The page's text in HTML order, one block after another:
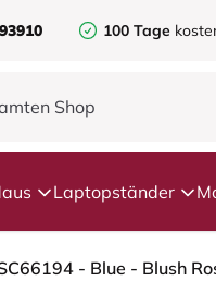
100 Tage
Laptopständer
- Blue - Blush